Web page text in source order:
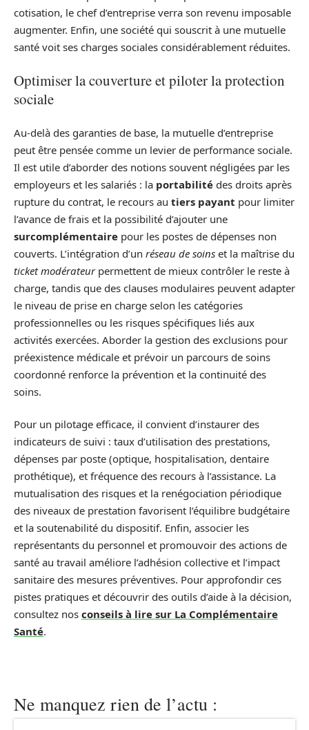
cotisation, le chef d’entreprise verra son revenu imposable
augmenter. Enfin, une société qui souscrit à une mutuelle
santé voit ses charges sociales considérablement réduites.
Optimiser la couverture et piloter la protection
sociale
Au-delà des garanties de base, la mutuelle d’entreprise
peut être pensée comme un levier de performance sociale.
Il est utile d’aborder des notions souvent négligées par les
employeurs et les salariés : la portabilité des droits après
rupture du contrat, le recours au tiers payant pour limiter
l’avance de frais et la possibilité d’ajouter une
surcomplémentaire pour les postes de dépenses non
couverts. L’intégration d’un réseau de soins et la maîtrise du
ticket modérateurpermettent de mieux contrôler le reste à
charge, tandis que des clauses modulaires peuvent adapter
le niveau de prise en charge selon les catégories
professionnelles ou les risques spécifiques liés aux
activités exercées. Aborder la gestion des exclusions pour
préexistence médicale et prévoir un parcours de soins
coordonné renforce la prévention et la continuité des
soins.
Pour un pilotage efficace, il convient d’instaurer des
indicateurs de suivi : taux d’utilisation des prestations,
dépenses par poste (optique, hospitalisation, dentaire
prothétique), et fréquence des recours à l’assistance. La
mutualisation des risques et la renégociation périodique
des niveaux de prestation favorisent l’équilibre budgétaire
et la soutenabilité du dispositif. Enfin, associer les
représentants du personnel et promouvoir des actions de
santé au travail améliore l’adhésion collective et l’impact
sanitaire des mesures préventives. Pour approfondir ces
pistes pratiques et découvrir des outils d’aide à la décision,
consultez nos conseils à lire sur La Complémentaire
Santé.
Ne manquez rien de l’actu :